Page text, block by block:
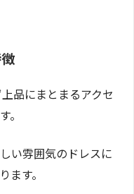
品にまとまるアクセ
。
い雰囲気のドレスに
ます。